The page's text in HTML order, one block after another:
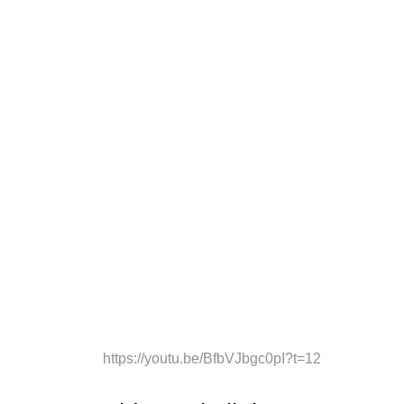
https://youtu.be/BfbVJbgc0pI?t=12